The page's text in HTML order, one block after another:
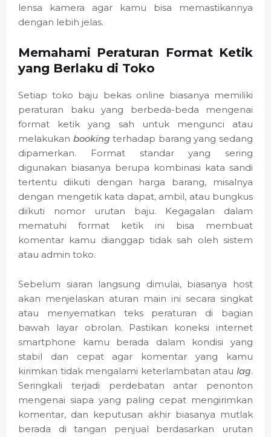
lensa kamera agar kamu bisa memastikannya
dengan lebih jelas.
Memahami Peraturan Format Ketik
yang Berlaku di Toko
Setiap toko baju bekas online biasanya memiliki
peraturan baku yang berbeda-beda mengenai
format ketik yang sah untuk mengunci atau
melakukan booking terhadap barang yang sedang
dipamerkan. Format standar yang sering
digunakan biasanya berupa kombinasi kata sandi
tertentu diikuti dengan harga barang, misalnya
dengan mengetik kata dapat, ambil, atau bungkus
diikuti nomor urutan baju. Kegagalan dalam
mematuhi format ketik ini bisa membuat
komentar kamu dianggap tidak sah oleh sistem
atau admin toko.
Sebelum siaran langsung dimulai, biasanya host
akan menjelaskan aturan main ini secara singkat
atau menyematkan teks peraturan di bagian
bawah layar obrolan. Pastikan koneksi internet
smartphone kamu berada dalam kondisi yang
stabil dan cepat agar komentar yang kamu
kirimkan tidak mengalami keterlambatan atau lag.
Seringkali terjadi perdebatan antar penonton
mengenai siapa yang paling cepat mengirimkan
komentar, dan keputusan akhir biasanya mutlak
berada di tangan penjual berdasarkan urutan